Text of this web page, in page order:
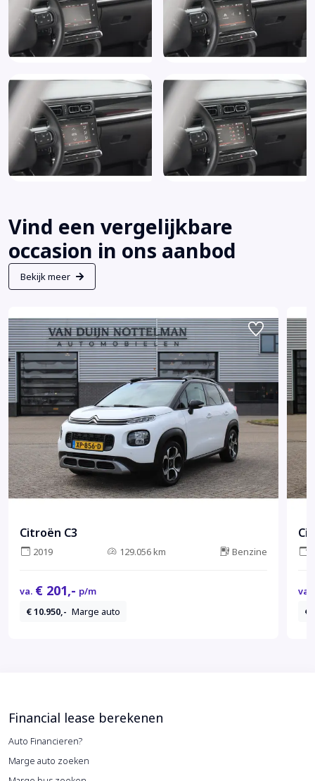
Vind een vergelijkbare
occasion in ons aanbod
Bekijk meer
Citroën C3
2019 129.056 km Benzine
va. € 201,- p/m
€ 10.950,- Marge auto
va.
€
Financial lease berekenen
Auto Financieren?
Marge auto zoeken